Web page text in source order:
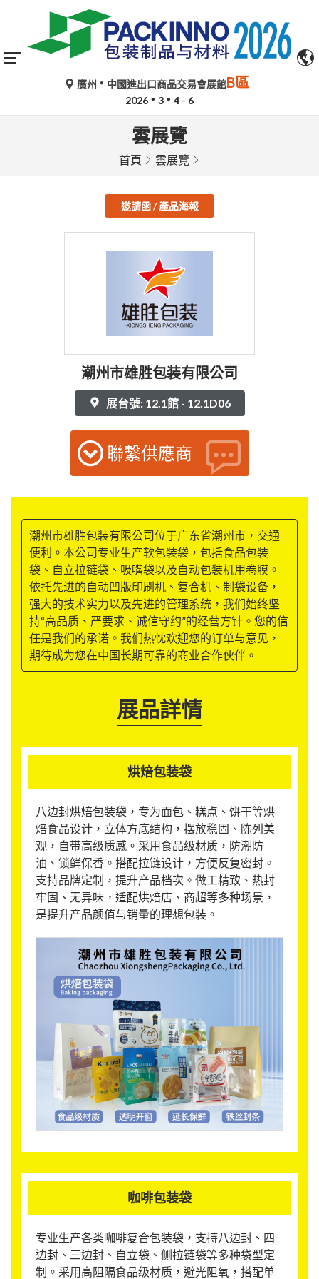
廣州 中國進出口商品交易會展館B區
2026 3 4 - 6
雲展覽
首頁 雲展覽
邀請函 / 產品海報
潮州市雄胜包装有限公司
展台號: 12.1館 - 12.1D06
聯繫供應商
潮州市雄胜包装有限公司位于广东省潮州市，交通
便利。本公司专业生产软包装袋，包括食品包装
袋、自立拉链袋、吸嘴袋以及自动包装机用卷膜。
依托先进的自动凹版印刷机、复合机、制袋设备，
强大的技术实力以及先进的管理系统，我们始终坚
持“高品质、严要求、诚信守约”的经营方针。您的信
任是我们的承诺。我们热忱欢迎您的订单与意见，
期待成为您在中国长期可靠的商业合作伙伴。
展品詳情
烘焙包装袋
八边封烘焙包装袋，专为面包、糕点、饼干等烘
焙食品设计，立体方底结构，摆放稳固、陈列美
观，自带高级质感。采用食品级材质，防潮防
油、锁鲜保香。搭配拉链设计，方便反复密封。
支持品牌定制，提升产品档次。做工精致、热封
牢固、无异味，适配烘焙店、商超等多种场景，
是提升产品颜值与销量的理想包装。
咖啡包装袋
专业生产各类咖啡复合包装袋，支持八边封、四
边封、三边封、自立袋、侧拉链袋等多种袋型定
制。采用高阻隔食品级材质，避光阻氧，搭配单